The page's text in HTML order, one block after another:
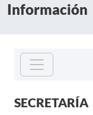
Información
SECRETARÍA